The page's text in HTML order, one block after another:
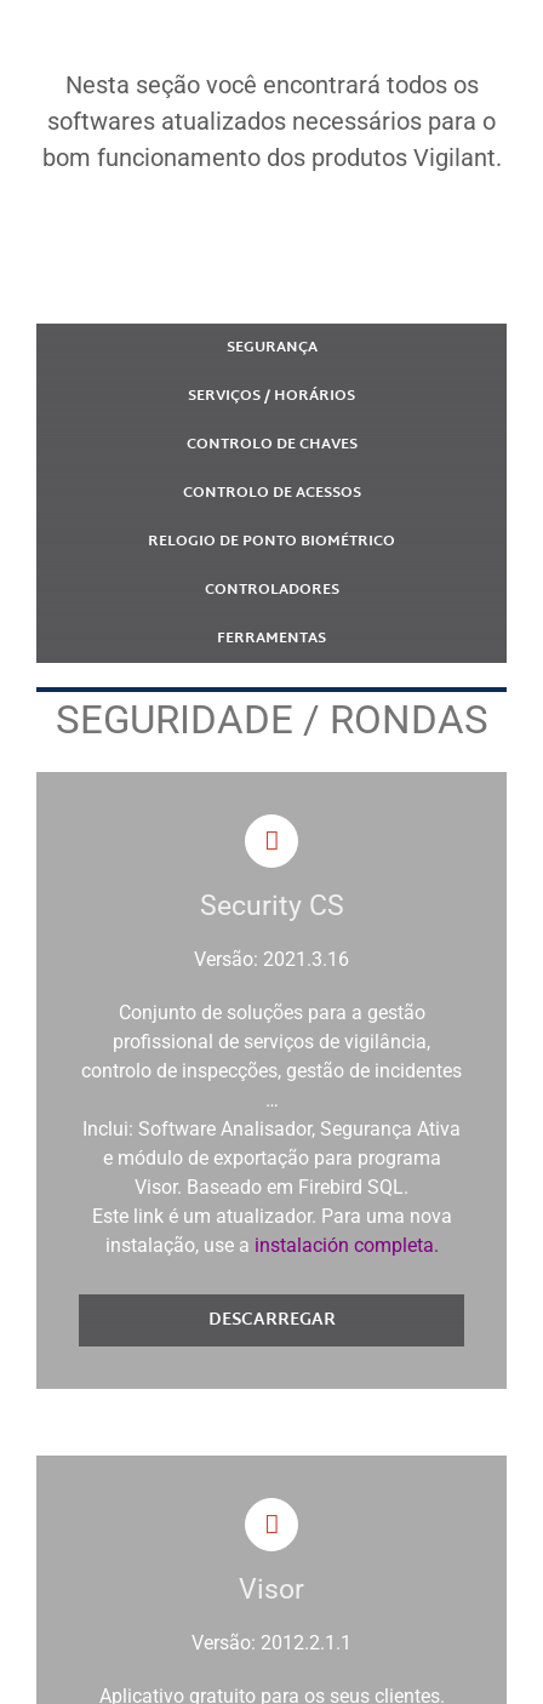
Nesta seção você encontrará todos os
softwares atualizados necessários para o
bom funcionamento dos produtos Vigilant.
SEGURANÇA
SERVIÇOS / HORÁRIOS
CONTROLO DE CHAVES
CONTROLO DE ACESSOS
RELOGIO DE PONTO BIOMÉTRICO
CONTROLADORES
FERRAMENTAS
SEGURIDADE / RONDAS
Security CS
Versão: 2021.3.16
Conjunto de soluções para a gestão
profissional de serviços de vigilância,
controlo de inspecções, gestão de incidentes
…
Inclui: Software Analisador, Segurança Ativa
e módulo de exportação para programa
Visor. Baseado em Firebird SQL.
Este link é um atualizador. Para uma nova
instalação, use a instalación completa.
DESCARREGAR
Visor
Versão: 2012.2.1.1
Aplicativo gratuito para os seus clientes.